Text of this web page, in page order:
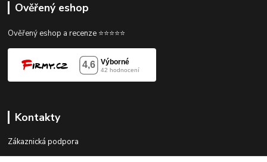
Ověřený eshop
Ověřený eshop a recenze ⭐⭐⭐⭐⭐
Kontakty
Zákaznická podpora